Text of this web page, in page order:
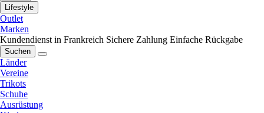
Lifestyle
Outlet
Marken
Kundendienst in Frankreich Sichere Zahlung Einfache Rückgabe
Suchen
Länder
Vereine
Trikots
Schuhe
Ausrüstung